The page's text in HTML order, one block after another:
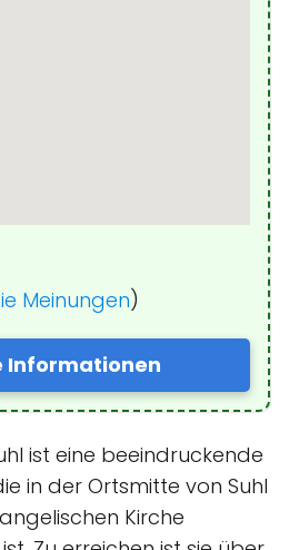
Meinungen)
Informationen
ist eine beeindruckende
in der Ortsmitte von Suhl
Kirche